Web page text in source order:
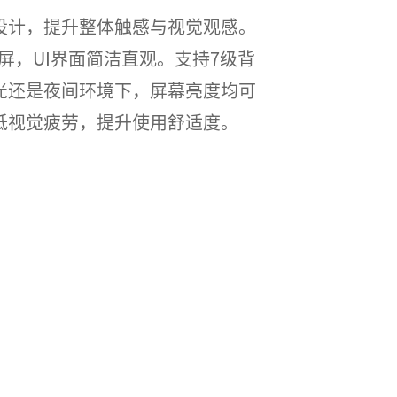
，提升整体触感与视觉观感。
，UI界面简洁直观。支持7级背
还是夜间环境下，屏幕亮度均可
觉疲劳，提升使用舒适度。